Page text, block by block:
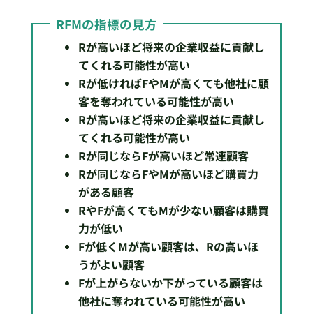
RFMの指標の見方
Rが高いほど将来の企業収益に貢献し
てくれる可能性が高い
Rが低ければFやMが高くても他社に顧
客を奪われている可能性が高い
Rが高いほど将来の企業収益に貢献し
てくれる可能性が高い
Rが同じならFが高いほど常連顧客
Rが同じならFやMが高いほど購買力
がある顧客
RやFが高くてもMが少ない顧客は購買
力が低い
Fが低くMが高い顧客は、Rの高いほ
うがよい顧客
Fが上がらないか下がっている顧客は
他社に奪われている可能性が高い